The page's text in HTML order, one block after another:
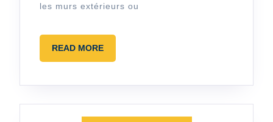
les murs extérieurs ou
READ MOREREAD
MORE